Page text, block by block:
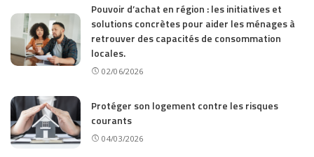
Pouvoir d’achat en région : les initiatives et
solutions concrètes pour aider les ménages à
retrouver des capacités de consommation
locales.
02/06/2026
Protéger son logement contre les risques
courants
04/03/2026